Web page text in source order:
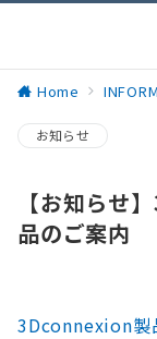
Home
お知らせ
【お知らせ
品のご案内
3Dconnexion製